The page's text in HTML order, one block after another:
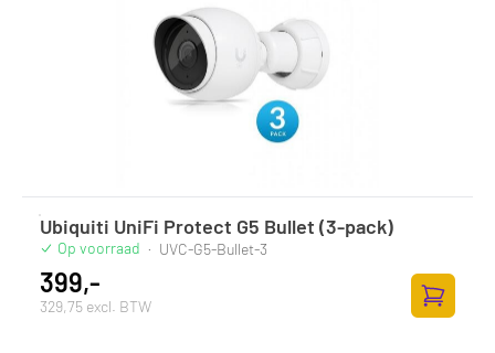
Ubiquiti UniFi Protect G5 Bullet (3-pack)
Op voorraad · UVC-G5-Bullet-3
399,-
329,75 excl. BTW